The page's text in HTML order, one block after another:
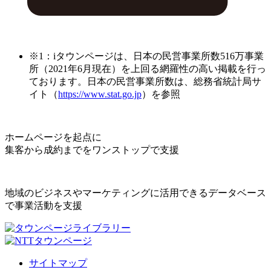
※1：iタウンページは、日本の民営事業所数516万事業
所（2021年6月現在）を上回る網羅性の高い掲載を行っ
ております。日本の民営事業所数は、総務省統計局サ
イト（https://www.stat.go.jp）を参照
ホームページを起点に
集客から成約までをワンストップで支援
地域のビジネスやマーケティングに活用できるデータベース
で事業活動を支援
サイトマップ